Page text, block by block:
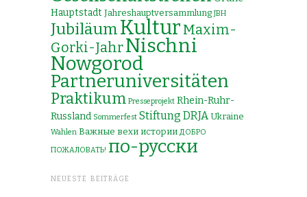
Hauptstadt Jahreshauptversammlung JBH
JubiläumKultur Maxim-
Gorki-JahrNischni
Nowgorod
Partneruniversitäten
Praktikum Presseprojekt Rhein-Ruhr-
Russland Sommerfest Stiftung DRJA Ukraine
Wahlen Важные вехи истории ДОБРО
ПОЖАЛОВАТЬ! по-русски
NEUESTE BEITRÄGE